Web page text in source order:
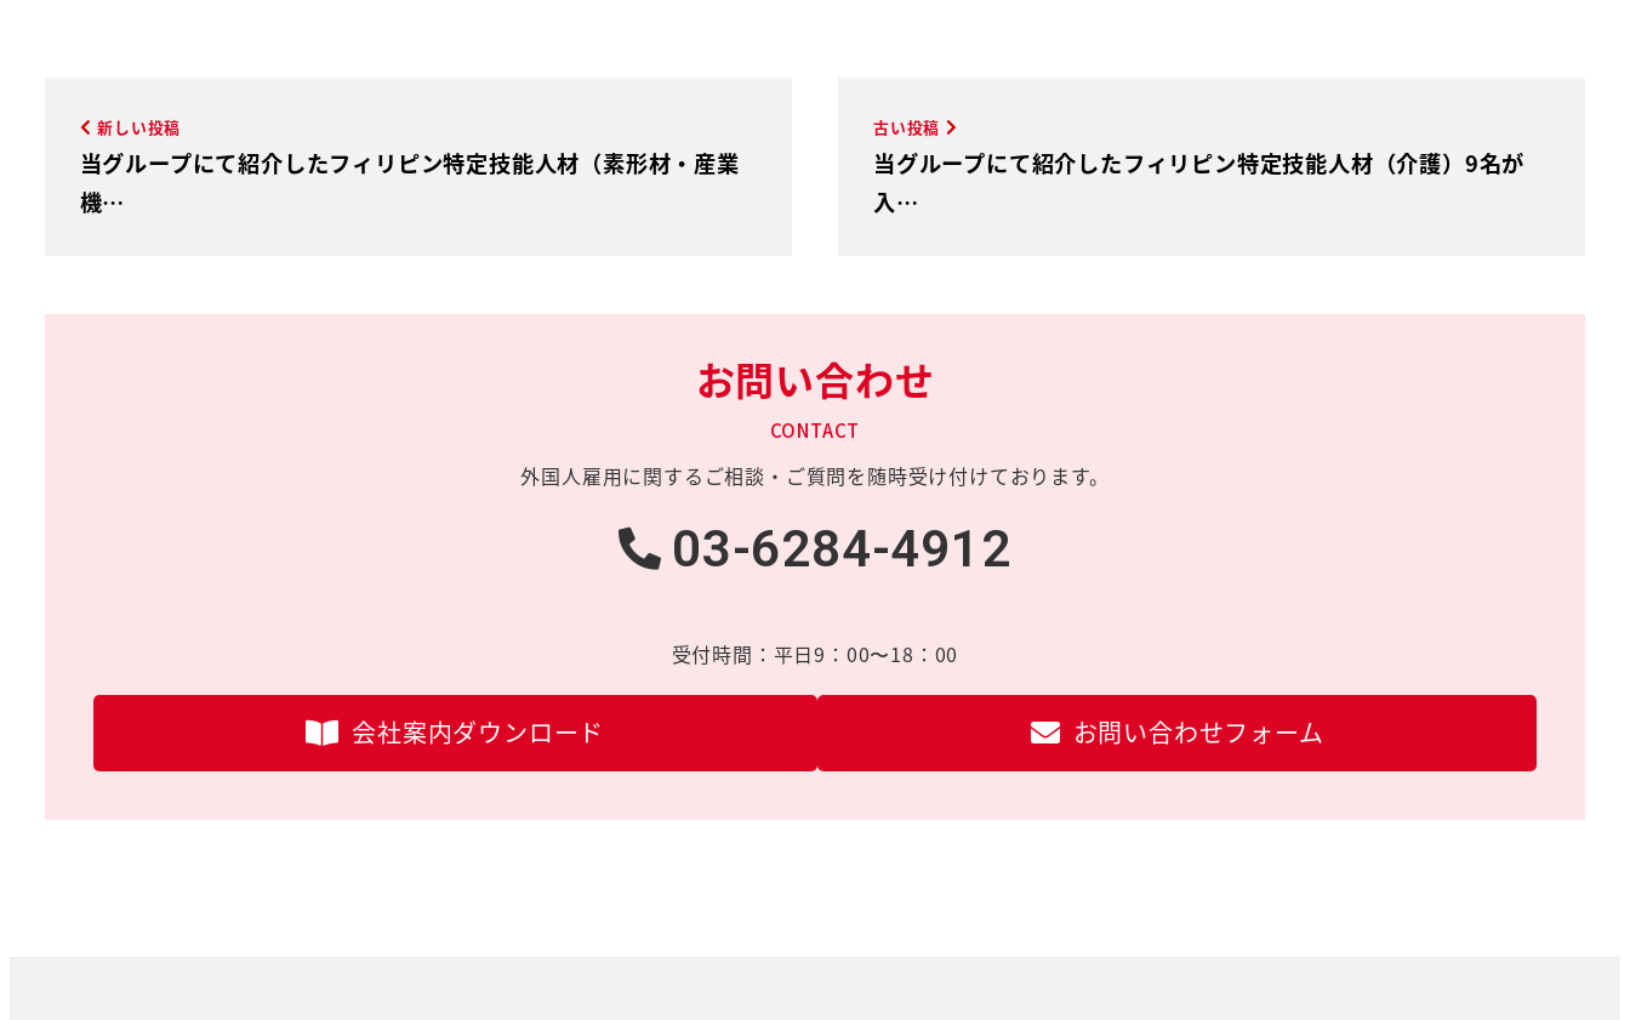
古い投稿
当グループにて紹介したフィリピン特定技能人材（介護）9名が
入…
新しい投稿
当グループにて紹介したフィリピン特定技能人材（素形材・産業
機…
お問い合わせ
CONTACT
外国人雇用に関する ご相談・ご質問を随時受け付けております。
03-6284-4912
受付時間： 平日9：00〜18：00
会社案内ダウンロード お問い合わせフォーム